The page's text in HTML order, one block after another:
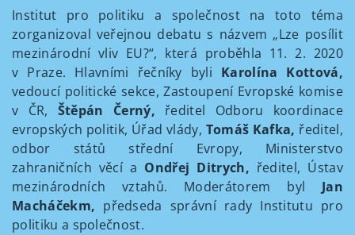
Institut pro politiku a společnost na toto téma
zorganizoval veřejnou debatu s názvem „Lze posílit
mezinárodní vliv EU?“, která proběhla 11. 2. 2020
v Praze. Hlavními řečníky byli Karolína Kottová,
vedoucí politické sekce, Zastoupení Evropské komise
v ČR, Štěpán Černý, ředitel Odboru koordinace
evropských politik, Úřad vlády, Tomáš Kafka, ředitel,
odbor států střední Evropy, Ministerstvo
zahraničních věcí a Ondřej Ditrych, ředitel, Ústav
mezinárodních vztahů. Moderátorem byl Jan
Macháčekm, předseda správní rady Institutu pro
politiku a společnost.